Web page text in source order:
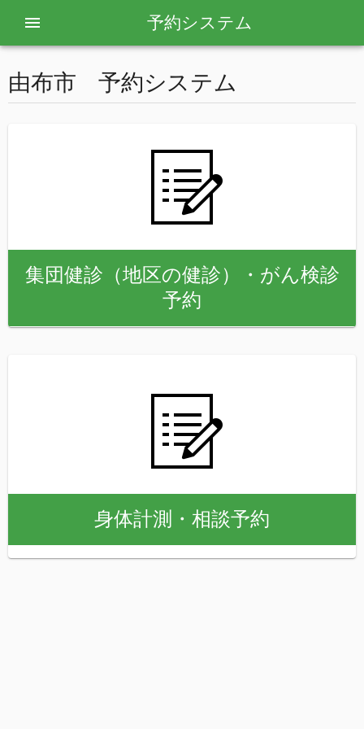
予約システム
由布市 予約システム
集団健診（地区の健診）・がん検診
予約
身体計測・相談予約